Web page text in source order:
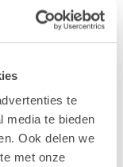
te
media te bieden
Ook delen we
met onze